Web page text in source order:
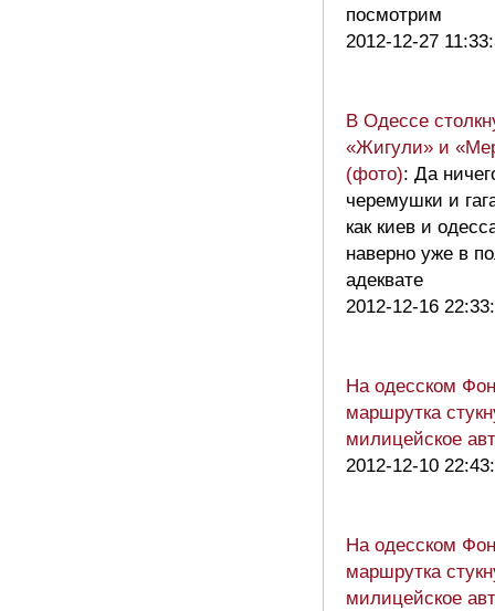
посмотрим
2012-12-27
В Одессе
«Жигули» и
(фото): Да
черемушки и
как киев и
наверно уже в
адеквате
2012-12-16
На одесском
маршрутка
милицейское
2012-12-10
На одесском
маршрутка
милицейское